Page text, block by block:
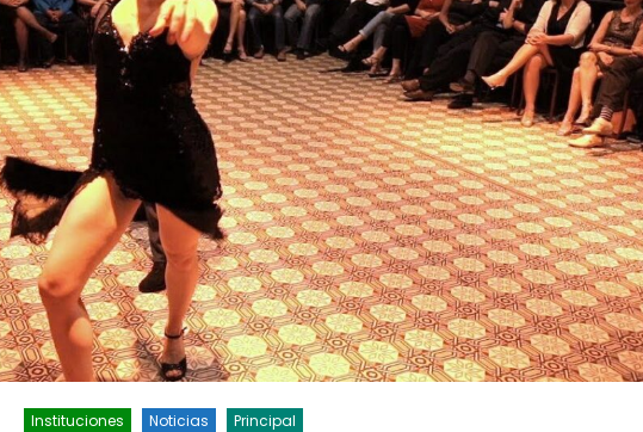
Instituciones Noticias Principal
Noticias Servicios
Turnos de Farmacias de Agosto
2026 en Ensenada
Empresas Noticias Servicios
Por mejoras en el servicio
agua de 11 a 15